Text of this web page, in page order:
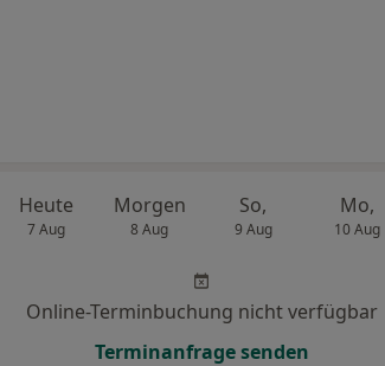
Heute
7 Aug
Morgen
8 Aug
So,
9 Aug
Mo,
10 Aug
Online-Terminbuchung nicht verfügbar
Terminanfrage senden